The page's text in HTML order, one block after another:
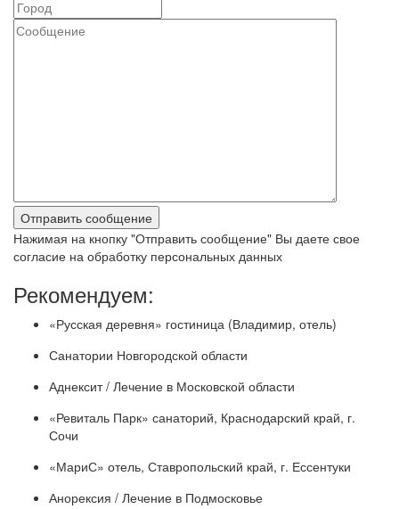
Нажимая на кнопку "Отправить сообщение" Вы даете свое
согласие на обработку персональных данных
Рекомендуем:
«Русская деревня» гостиница (Владимир, отель)
Санатории Новгородской области
Аднексит / Лечение в Московской области
«Ревиталь Парк» санаторий, Краснодарский край, г.
Сочи
«МариС» отель, Ставропольский край, г. Ессентуки
Анорексия / Лечение в Подмосковье